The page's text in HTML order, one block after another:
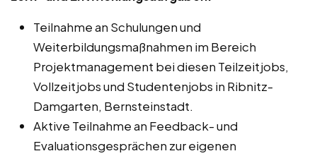
Teilnahme an Schulungen und
Weiterbildungsmaßnahmen im Bereich
Projektmanagement bei diesen Teilzeitjobs,
Vollzeitjobs und Studentenjobs in Ribnitz-
Damgarten, Bernsteinstadt.
Aktive Teilnahme an Feedback- und
Evaluationsgesprächen zur eigenen